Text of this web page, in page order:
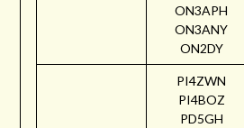
ON3APH
ON3ANY
ON2DY
PI4ZWN
PI4BOZ
PD5GH